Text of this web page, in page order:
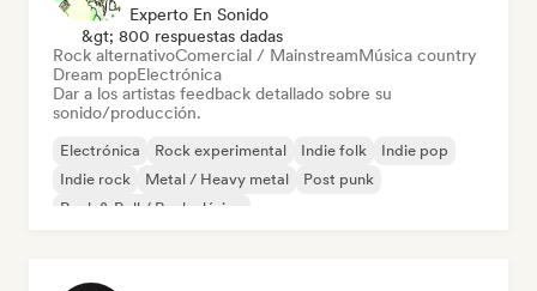
Experto En Sonido
&gt; 800 respuestas dadas
Rock alternativoComercial / MainstreamMúsica country
Dream popElectrónica
Dar a los artistas feedback detallado sobre su
sonido/producción.
Electrónica Rock experimental Indie folk
Indie pop
Indie rock
Metal / Heavy metal
Post punk
Rock & Roll / Rock clásico